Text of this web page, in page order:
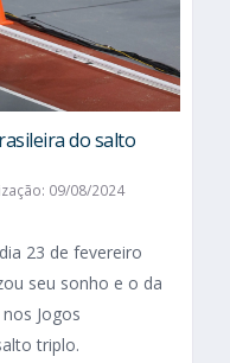
do salto
09/08/2024
23 de fevereiro
seu sonho e o da
Jogos
triplo.